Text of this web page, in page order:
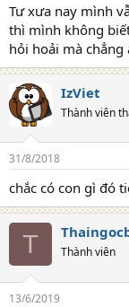
Tư xưa nay mình
thì mình không
hỏi hoải mà chẳng
IzViet
Thành viên
31/8/2018
chắc có con gì đó
T Thành viên
13/6/2019